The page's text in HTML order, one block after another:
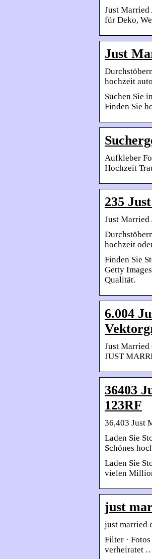
Just Married
für Deko,
Just
hochzeit
Suchen Sie
Finden Sie
Aufkleber
Hochzeit
235
Just Married
hochzeit
Finden Sie
Getty
Qualität.
6.004
Just
JUST
36403
123RF
36,403 Just
Laden Sie
Schönes
Laden Sie
vielen
just
just married
Filter · Fotos
verheiratet